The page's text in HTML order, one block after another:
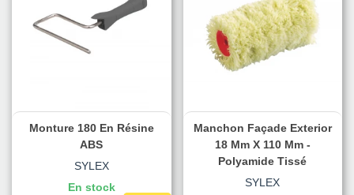
Monture 180 En Résine
ABS
SYLEX
En stock
Manchon Façade Exterior
18 Mm X 110 Mm -
Polyamide Tissé
SYLEX